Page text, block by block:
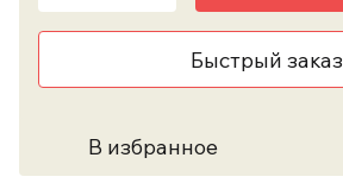
Быстрый заказ
В избранное